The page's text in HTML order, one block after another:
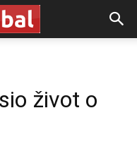
život o